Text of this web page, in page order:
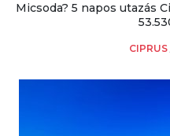
Micsoda? 5 napos utazás
CIPRUS